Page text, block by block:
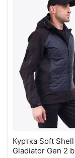
Куртка Soft Shell
Gladiator Gen 2